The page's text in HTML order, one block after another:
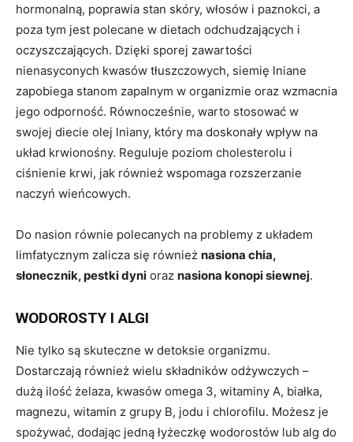
hormonalną, poprawia stan skóry, włosów i paznokci, a
poza tym jest polecane w dietach odchudzających i
oczyszczających. Dzięki sporej zawartości
nienasyconych kwasów tłuszczowych, siemię lniane
zapobiega stanom zapalnym w organizmie oraz wzmacnia
jego odporność. Równocześnie, warto stosować w
swojej diecie olej lniany, który ma doskonały wpływ na
układ krwionośny. Reguluje poziom cholesterolu i
ciśnienie krwi, jak również wspomaga rozszerzanie
naczyń wieńcowych.
Do nasion równie polecanych na problemy z układem
limfatycznym zalicza się również nasiona chia,
słonecznik, pestki dyni oraz nasiona konopi siewnej.
WODOROSTY I ALGI
Nie tylko są skuteczne w detoksie organizmu.
Dostarczają również wielu składników odżywczych –
dużą ilość żelaza, kwasów omega 3, witaminy A, białka,
magnezu, witamin z grupy B, jodu i chlorofilu. Możesz je
spożywać, dodając jedną łyżeczkę wodorostów lub alg do